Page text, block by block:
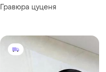
Гравюра цуценя